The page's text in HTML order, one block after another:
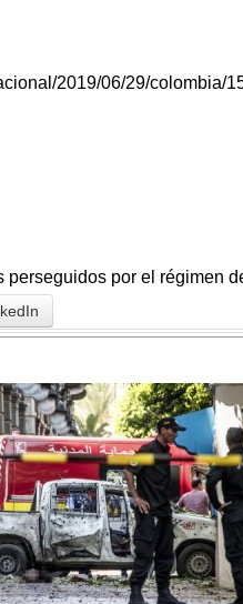
2019/06/29/colombia/
perseguidos por el régimen